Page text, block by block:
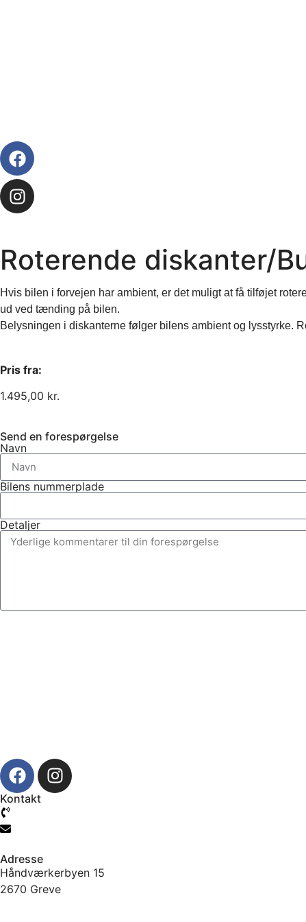
Roterende diskanter/
Hvis bilen i forvejen har ambient, er det muligt at få tilføjet
ud ved tænding på bilen.
Belysningen i diskanterne følger bilens ambient og lysstyrke.
Pris fra:
1.495,00 kr.
Send en forespørgelse
Navn
Bilens nummerplade
Detaljer
Kontakt
Adresse
Håndværkerbyen 15
2670 Greve